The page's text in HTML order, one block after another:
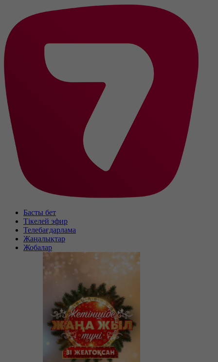
Басты бет
Тікелей эфир
Телебағдарлама
Жаңалықтар
Жобалар